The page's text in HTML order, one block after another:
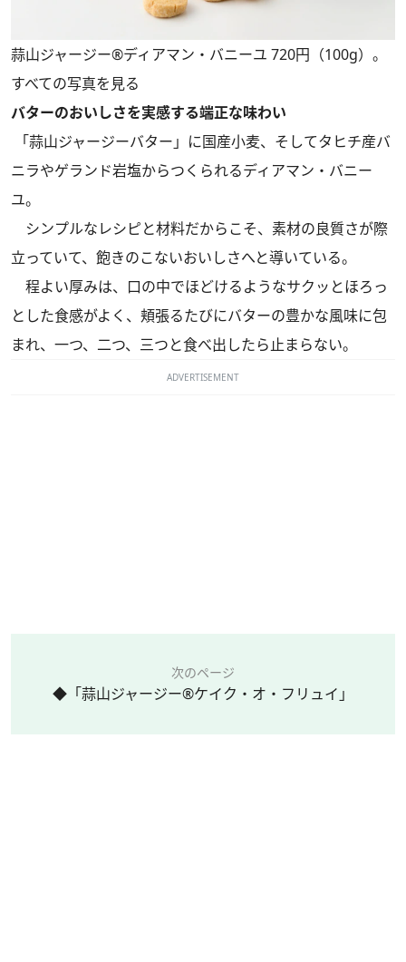
蒜山ジャージー®ディアマン・バニーユ 720円（100g）。
すべての写真を見る
バターのおいしさを実感する端正な味わい
「蒜山ジャージーバター」に国産小麦、そしてタヒチ産バ
ニラやゲランド岩塩からつくられるディアマン・バニー
ユ。
シンプルなレシピと材料だからこそ、素材の良質さが際
立っていて、飽きのこないおいしさへと導いている。
程よい厚みは、口の中でほどけるようなサクッとほろっ
とした食感がよく、頬張るたびにバターの豊かな風味に包
まれ、一つ、二つ、三つと食べ出したら止まらない。
ADVERTISEMENT
次のページ
◆「蒜山ジャージー®ケイク・オ・フリュイ」